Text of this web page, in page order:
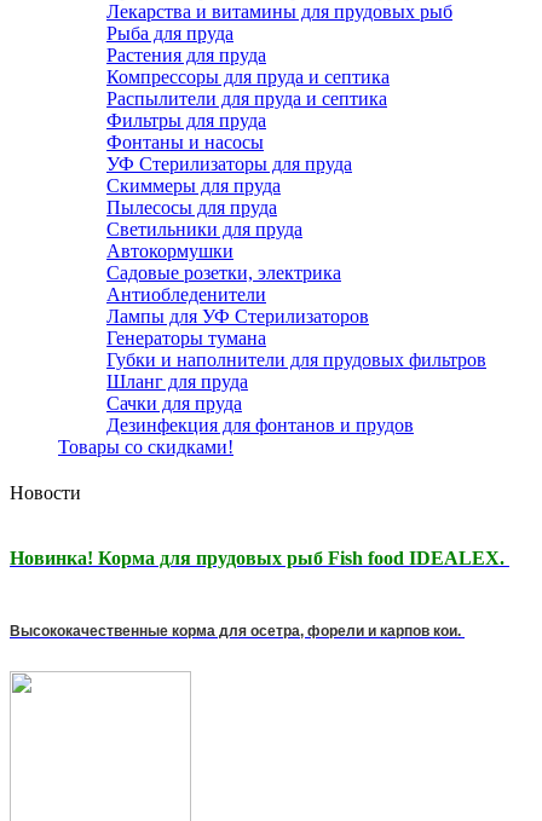
Лекарства и витамины для прудовых рыб
Рыба для пруда
Растения для пруда
Компрессоры для пруда и септика
Распылители для пруда и септика
Фильтры для пруда
Фонтаны и насосы
УФ Стерилизаторы для пруда
Скиммеры для пруда
Пылесосы для пруда
Светильники для пруда
Автокормушки
Садовые розетки, электрика
Антиобледенители
Лампы для УФ Стерилизаторов
Генераторы тумана
Губки и наполнители для прудовых фильтров
Шланг для пруда
Сачки для пруда
Дезинфекция для фонтанов и прудов
Товары со скидками!
Новости
Новинка! Корма для прудовых рыб Fish food IDEALEX.
Высококачественные корма для осетра, форели и карпов кои.